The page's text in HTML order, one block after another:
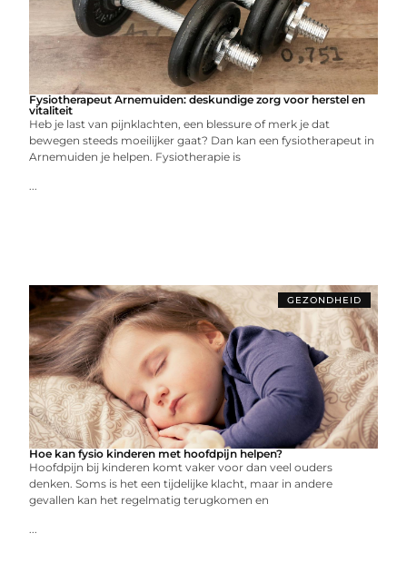
Fysiotherapeut Arnemuiden: deskundige zorg voor herstel en
vitaliteit
Heb je last van pijnklachten, een blessure of merk je dat
bewegen steeds moeilijker gaat? Dan kan een fysiotherapeut in
Arnemuiden je helpen. Fysiotherapie is
...
GEZONDHEID
Hoe kan fysio kinderen met hoofdpijn helpen?
Hoofdpijn bij kinderen komt vaker voor dan veel ouders
denken. Soms is het een tijdelijke klacht, maar in andere
gevallen kan het regelmatig terugkomen en
...